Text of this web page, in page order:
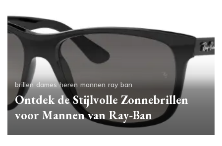
brillen dames heren mannen ray ban
Ontdek de Stijlvolle Zonnebrillen
voor Mannen van Ray-Ban